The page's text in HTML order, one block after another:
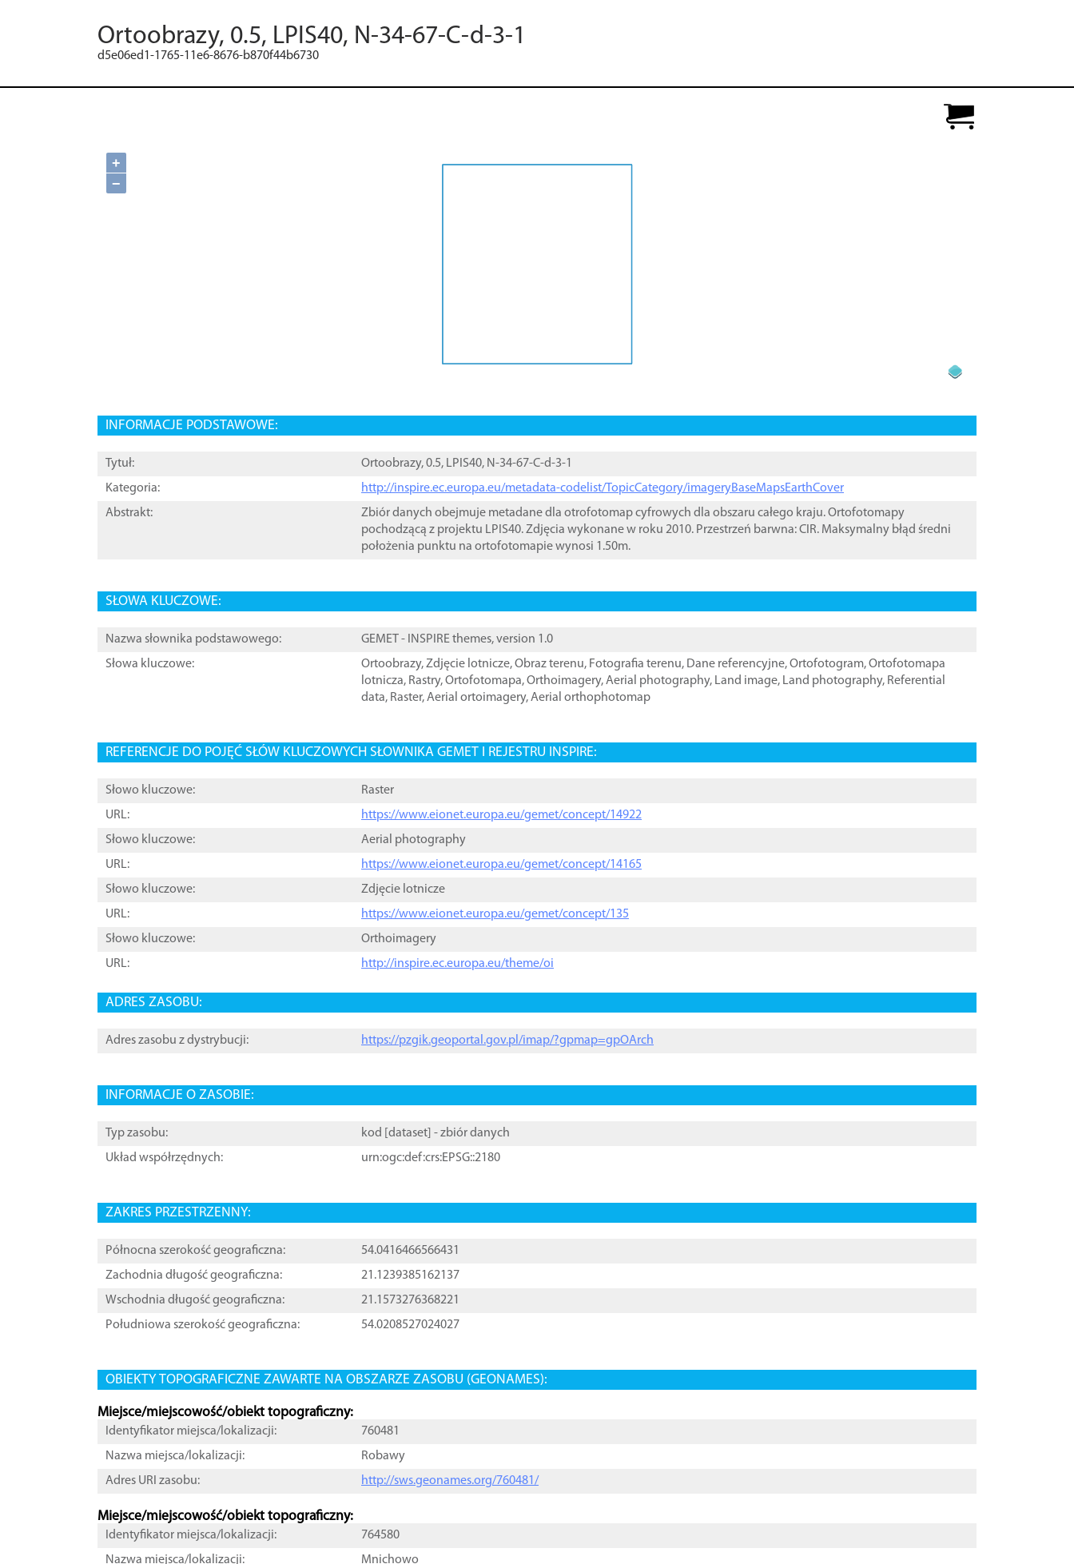
Ortoobrazy, 0.5, LPIS40, N-34-67-C-d-3-1
d5e06ed1-1765-11e6-8676-b870f44b6730
+
−
INFORMACJE PODSTAWOWE:
Tytuł:
Ortoobrazy, 0.5, LPIS40, N-34-67-C-d-3-1
Kategoria:
http://inspire.ec.europa.eu/metadata-codelist/TopicCategory/imageryBaseMapsEarthCover
Abstrakt:
Zbiór danych obejmuje metadane dla otrofotomap cyfrowych dla obszaru całego kraju. Ortofotomapy
pochodzącą z projektu LPIS40. Zdjęcia wykonane w roku 2010. Przestrzeń barwna: CIR. Maksymalny błąd średni
położenia punktu na ortofotomapie wynosi 1.50m.
SŁOWA KLUCZOWE:
Nazwa słownika podstawowego:
GEMET - INSPIRE themes, version 1.0
Słowa kluczowe:
Ortoobrazy,Zdjęcie lotnicze,Obraz terenu, Fotografia terenu, Dane referencyjne,Ortofotogram,Ortofotomapa
lotnicza, Rastry,Ortofotomapa,Orthoimagery,Aerial photography, Land image, Land photography, Referential
data, Raster,Aerial ortoimagery,Aerial orthophotomap
REFERENCJE DO POJĘĆ SŁÓW KLUCZOWYCH SŁOWNIKA GEMET I REJESTRU INSPIRE:
Słowo kluczowe:
Raster
URL:
https://www.eionet.europa.eu/gemet/concept/14922
Słowo kluczowe:
Aerial photography
URL:
https://www.eionet.europa.eu/gemet/concept/14165
Słowo kluczowe:
Zdjęcie lotnicze
URL:
https://www.eionet.europa.eu/gemet/concept/135
Słowo kluczowe:
Orthoimagery
URL:
http://inspire.ec.europa.eu/theme/oi
ADRES ZASOBU:
Adres zasobu z dystrybucji: https://pzgik.geoportal.gov.pl/imap/?gpmap=gpOArch
INFORMACJE O ZASOBIE:
Typ zasobu: kod [ dataset ] - zbiór danych
Układ współrzędnych:
urn:ogc:def:crs:EPSG::2180
ZAKRES PRZESTRZENNY:
Północna szerokość geograficzna:
54.0416466566431
Zachodnia długość geograficzna:
21.1239385162137
Wschodnia długość geograficzna:
21.1573276368221
Południowa szerokość geograficzna:
54.0208527024027
OBIEKTY TOPOGRAFICZNE ZAWARTE NA OBSZARZE ZASOBU (GEONAMES):
Miejsce/miejscowość/obiekt topograficzny:
Identyfikator miejsca/lokalizacji:
760481
Nazwa miejsca/lokalizacji:
Robawy
Adres URI zasobu:
http://sws.geonames.org/760481/
Miejsce/miejscowość/obiekt topograficzny:
Identyfikator miejsca/lokalizacji:
764580
Nazwa miejsca/lokalizacji:
Mnichowo